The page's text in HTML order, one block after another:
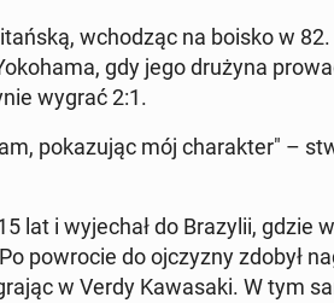
wcho­dząc na boisko w
gdy jego drużyna
wygrać 2:1.
po­ka­zu­jąc mój cha­rak­ter" –
lat i wy­je­chał do Bra­zy­lii, gdzie
po­wro­cie do oj­czy­zny zdobył
w Verdy Ka­wa­sa­ki. W tym